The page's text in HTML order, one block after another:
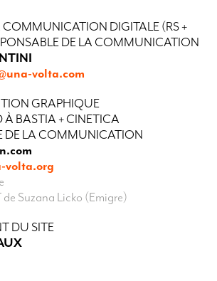
COMMUNICATION DIGITALE (RS +
DE LA COMMUNICATION
volta.com
GRAPHIQUE
À BASTIA + CINETICA
DE LA COMMUNICATION
volta.org
Suzana Licko (Emigre)
DU SITE